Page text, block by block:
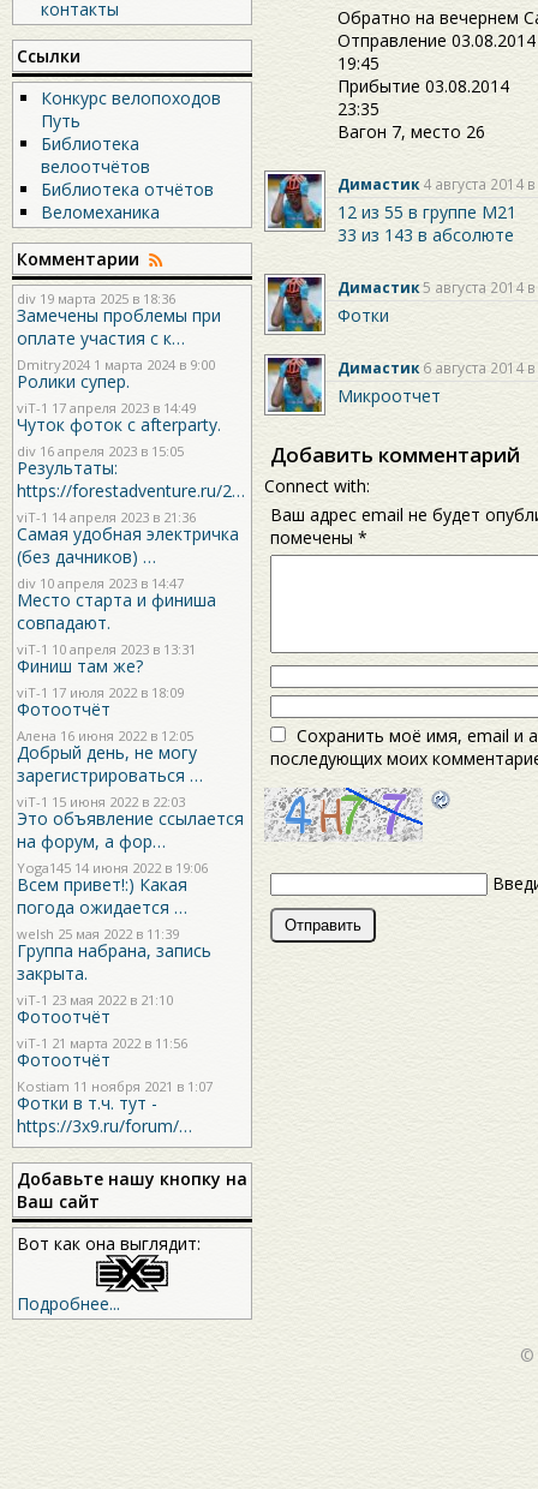
контакты
Ссылки
Конкурс велопоходов
Путь
Библиотека
велоотчётов
Библиотека отчётов
Веломеханика
Комментарии
div 19 марта 2025 в 18:36
Замечены проблемы при
оплате участия с к…
Dmitry2024 1 марта 2024 в 9:00
Ролики супер.
viT-1 17 апреля 2023 в 14:49
Чуток фоток с afterparty.
div 16 апреля 2023 в 15:05
Результаты:
https://forestadventure.ru/2…
viT-1 14 апреля 2023 в 21:36
Самая удобная электричка
(без дачников) …
div 10 апреля 2023 в 14:47
Место старта и финиша
совпадают.
viT-1 10 апреля 2023 в 13:31
Финиш там же?
viT-1 17 июля 2022 в 18:09
Фотоотчёт
Алена 16 июня 2022 в 12:05
Добрый день, не могу
зарегистрироваться …
viT-1 15 июня 2022 в 22:03
Это объявление ссылается
на форум, а фор…
Yoga145 14 июня 2022 в 19:06
Всем привет!:) Какая
погода ожидается …
welsh 25 мая 2022 в 11:39
Группа набрана, запись
закрыта.
viT-1 23 мая 2022 в 21:10
Фотоотчёт
viT-1 21 марта 2022 в 11:56
Фотоотчёт
Kostiam 11 ноября 2021 в 1:07
Фотки в т.ч. тут -
https://3x9.ru/forum/…
Добавьте нашу кнопку на
Ваш сайт
Вот как она выглядит:
Подробнее...
Обратно на вечернем
Отправление 03.08.2014
19:45
Прибытие 03.08.2014
23:35
Вагон 7, место 26
Димастик 4 августа 2014
12 из 55 в группе М21
33 из 143 в абсолюте
Димастик5 августа 2014
Фотки
Димастик 6 августа 2014
Микроотчет
Добавить комментарий
Connect with:
Ваш адрес email не будет
помечены *
Сохранить моё имя, email и
последующих моих
©